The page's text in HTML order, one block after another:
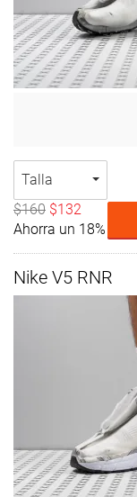
Talla
$160 $132
Ahorra un 18%
Nike V5 RNR